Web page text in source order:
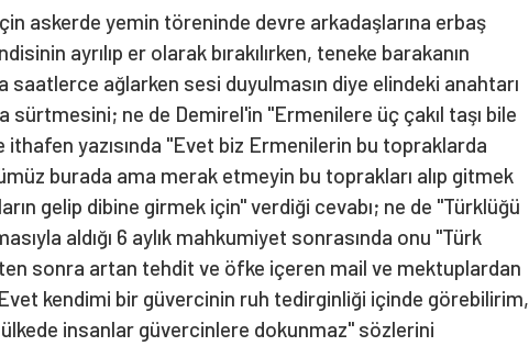
askerde yemin töreninde devre arkadaşlarına erbaş
ayrılıp er olarak bırakılırken, teneke barakanın
saatlerce ağlarken sesi duyulmasın diye elindeki anahtarı
sürtmesini; ne de Demirel'in ''Ermenilere üç çakıl taşı bile
yazısında ''Evet biz Ermenilerin bu topraklarda
burada ama merak etmeyin bu toprakları alıp gitmek
gelip dibine girmek için'' verdiği cevabı; ne de ''Türklüğü
aldığı 6 aylık mahkumiyet sonrasında onu ''Türk
sonra artan tehdit ve öfke içeren mail ve mektuplardan
kendimi bir güvercinin ruh tedirginliği içinde görebilirim,
insanlar güvercinlere dokunmaz'' sözlerini